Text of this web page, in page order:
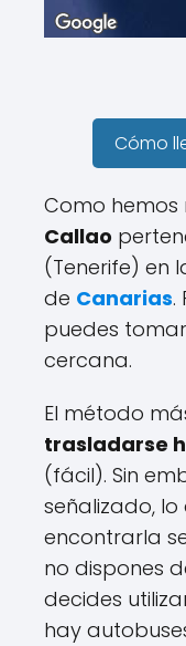
Cómo
Como hemos
Callao
(Tenerife) en
de Canarias.
puedes
cercana.
El método
trasladarse
(fácil). Sin
señalizado,
encontrarla
no dispones
decides
hay